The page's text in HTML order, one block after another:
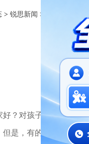
> 锐思新闻 > 正文
杭州滨
对孩子的学习，我们
是，有的时候，学生